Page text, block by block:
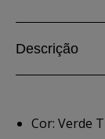
Descrição
Cor: Verde